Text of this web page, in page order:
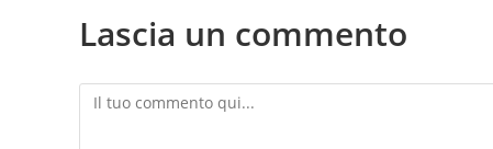
Lascia un commento